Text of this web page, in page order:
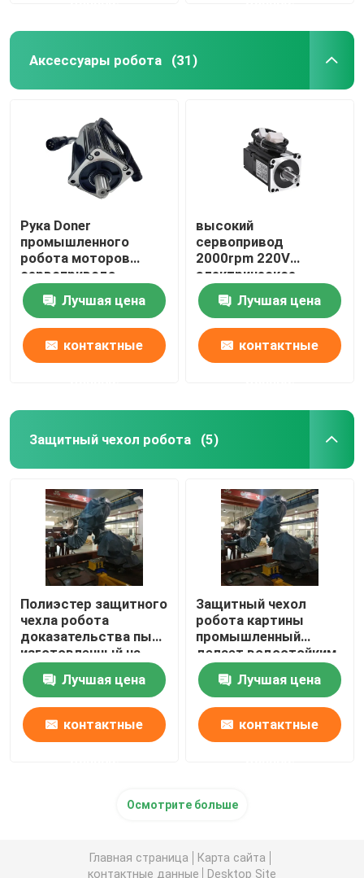
Аксессуары робота (31)
Рука Doner
промышленного
робота моторов
сервопривода
регулятора 220V AC
1.27N.MЛучшая цена
контактные
высокий
сервопривод
2000rpm 220V
электрическое
180mm вращающего
момента 4.4kw
токарный станок CNC
RoHS CE 5 поляков
стандартный
Лучшая цена
контактные
Защитный чехол робота (5)
Полиэстер защитного
чехла робота
доказательства пыли
изготовленный на
заказ
Лучшая цена
контактные
Защитный чехол
робота картины
промышленный
делает водостойким
Лучшая цена
контактные
Осмотрите больше
Главная страница
Карта сайта
контактные данные
Desktop Site